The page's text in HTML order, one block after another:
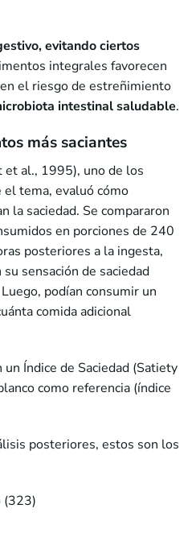
evitando ciertos
integrales favorecen
el riesgo de estreñimiento
intestinal saludable.
más saciantes
et al., 1995), uno de los
tema, evaluó cómo
la saciedad. Se compararon
en porciones de 240
posteriores a la ingesta,
sensación de saciedad
podían consumir un
comida adicional
Índice de Saciedad (Satiety
como referencia (índice
posteriores, estos son los
(323)